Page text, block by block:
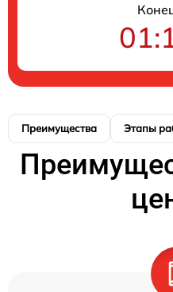
Преимущества Этапы